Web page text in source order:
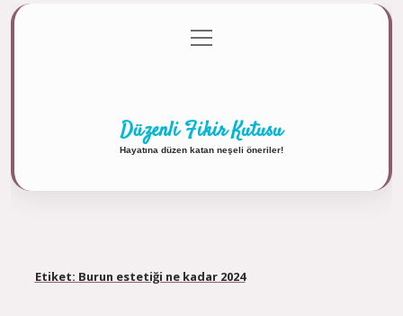
Gizlilik Politikası
menüyü
aç
Düzenli Fikir Kutusu
Hayatına düzen katan neşeli öneriler!
Etiket: Burun estetiği ne kadar 2024